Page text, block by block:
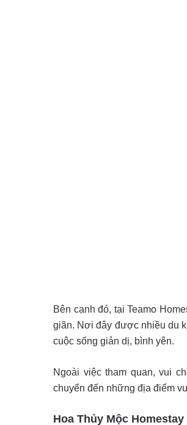
Bên cạnh đó, tại Teamo
giãn. Nơi đây được nhiều du
cuộc sống giản dị, bình yên.
Ngoài việc tham quan, vui
chuyển đến những địa điểm
Hoa Thủy Mộc Homestay